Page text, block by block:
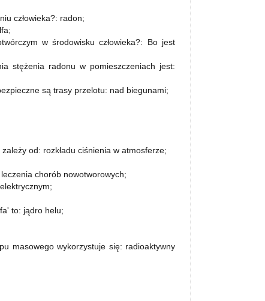
człowieka?: radon;
w środowisku człowieka?: Bo jest
stężenia radonu w pomieszczeniach jest:
są trasy przelotu: nad biegunami;
od: rozkładu ciśnienia w atmosferze;
chorób nowotworowych;
to: jądro helu;
masowego wykorzystuje się: radioaktywny